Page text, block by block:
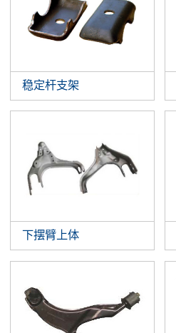
稳定杆支架
下摆臂上体